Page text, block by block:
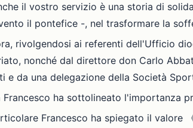
il vostro servizio è una storia di
il pontefice -, nel trasformare la
rivolgendosi ai referenti dell'Ufficio
nonché dal direttore don Carlo
e da una delegazione della Società
Francesco ha sottolineato l'importanza
Francesco ha spiegato il valore